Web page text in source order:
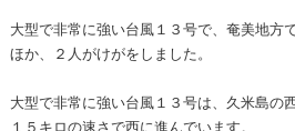
大型で非常に強い台風１３号で、奄美地方
ほか、２人がけがをしました。
大型で非常に強い台風１３号は、久米島の
１５キロの速さで西に進んでいます。